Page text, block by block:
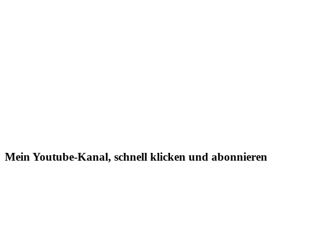
Mein Youtube-Kanal, schnell klicken und abonnieren